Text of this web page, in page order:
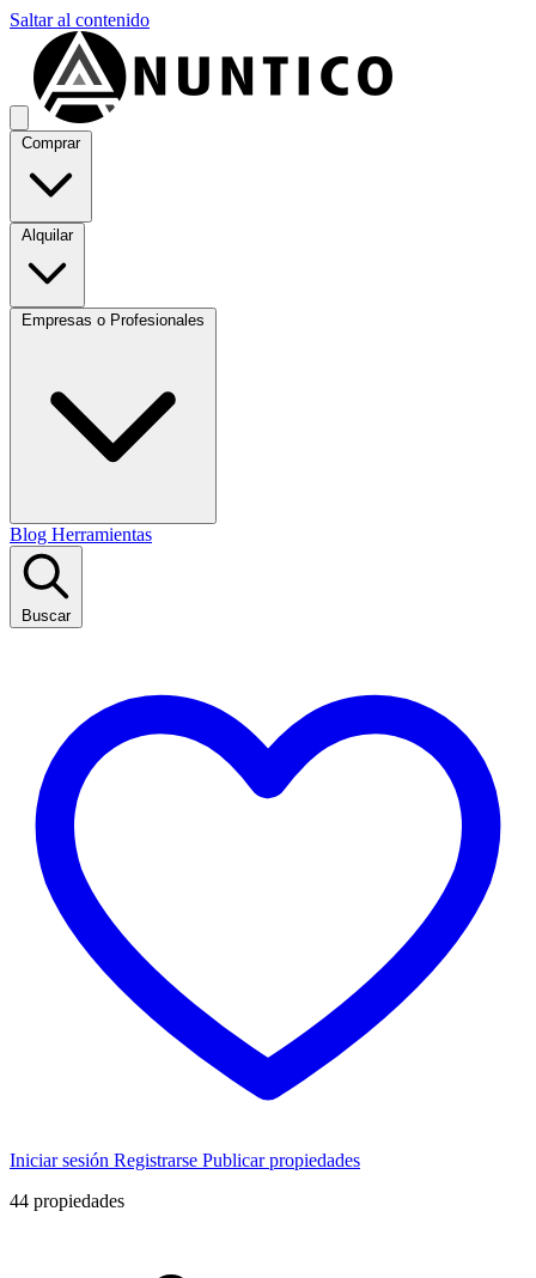
Saltar al contenido
Comprar
Alquilar
Empresas o Profesionales
Blog Herramientas
Buscar
Iniciar sesión Registrarse Publicar propiedades
44 propiedades